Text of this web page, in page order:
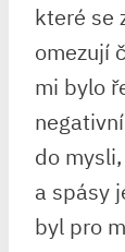
které se
omezují
mi bylo
do
a spásy
byl pro